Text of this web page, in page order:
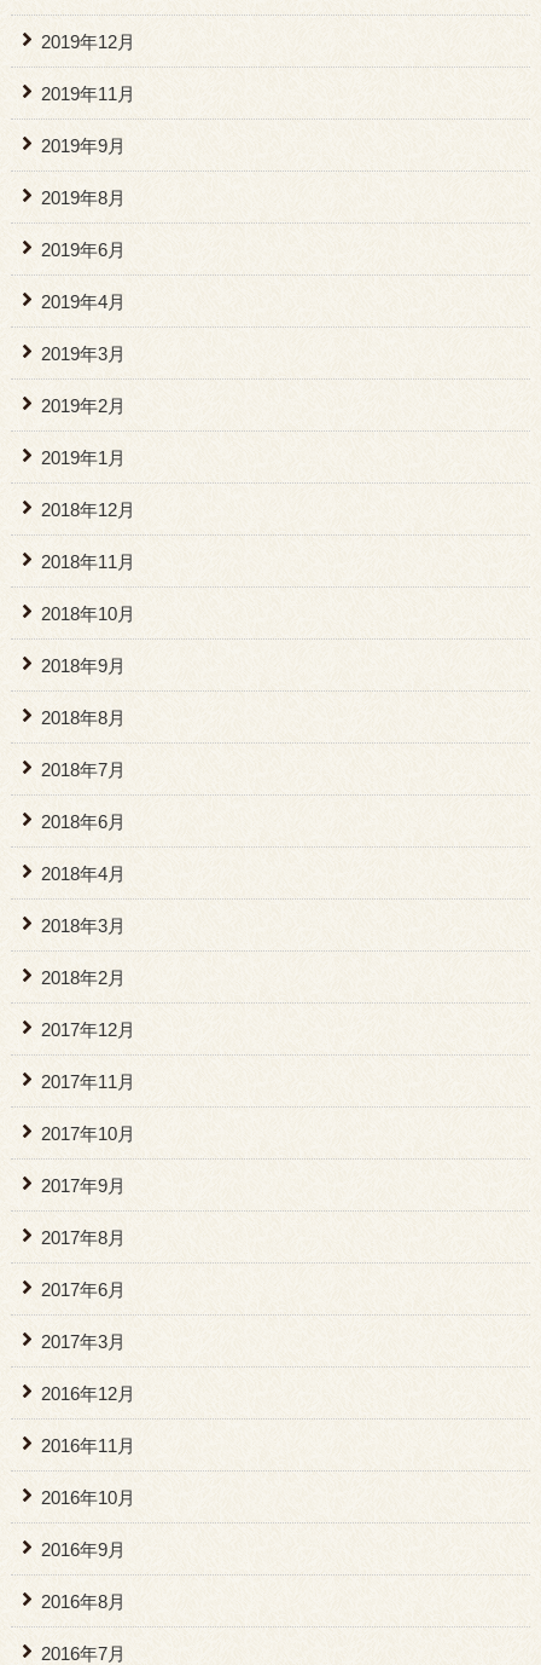
2019年12月
2019年11月
2019年9月
2019年8月
2019年6月
2019年4月
2019年3月
2019年2月
2019年1月
2018年12月
2018年11月
2018年10月
2018年9月
2018年8月
2018年7月
2018年6月
2018年4月
2018年3月
2018年2月
2017年12月
2017年11月
2017年10月
2017年9月
2017年8月
2017年6月
2017年3月
2016年12月
2016年11月
2016年10月
2016年9月
2016年8月
2016年7月